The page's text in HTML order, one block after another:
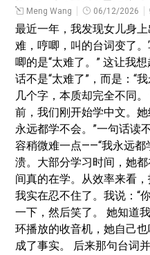
Meng Wang 06/12/2026
最近一年，我发现女儿身
难，哼唧，叫的台词变了
唧的是“太难了。” 这让我
话不是“太难了”，而是：“
几个字，本质却完全不同
前，我们刚开始学中文。
永远都学不会。”一句话读
容稍微难一点——“我永远都
溃。大部分学习时间，她
间真的在学。从效率来看
我实在忍不住了。我说：“
一下，然后笑了。 她知道
环播放的收音机，她自己
成了事实。 后来那句台词